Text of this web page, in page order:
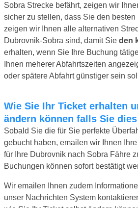
Sobra Strecke befährt, zeigen wir
sicher zu stellen, dass Sie den
zeigen wir Ihnen alle alternativen
Dubrovnik-Sobra sind, damit Sie den
erhalten, wenn Sie Ihre Buchung
Ihnen meherer Abfahrtszeiten
oder spätere Abfahrt günstiger sein
Wie Sie Ihr Ticket erhalten und wie Sie etwas
ändern können falls Sie
Sobald Sie die für Sie perfekte
gebucht haben, emailen wir Ihnen
für Ihre Dubrovnik nach Sobra Fähre
Buchungen können sofort bestätigt
Wir emailen Ihnen zudem
unser Nachrichten System